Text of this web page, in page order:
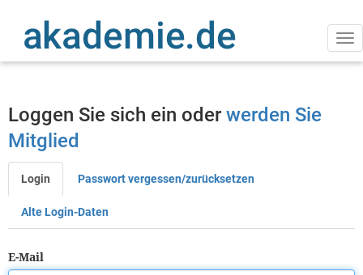
Inhalt
Loggen Sie sich ein oder werden Sie
Mitglied
Primäre
Reiter
Login Passwort vergessen/zurücksetzen
Alte Login-Daten
E-Mail